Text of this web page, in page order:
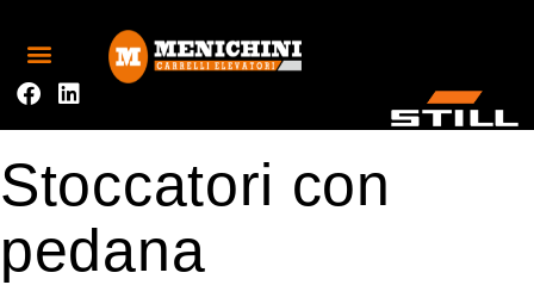
Stoccatori con
pedana